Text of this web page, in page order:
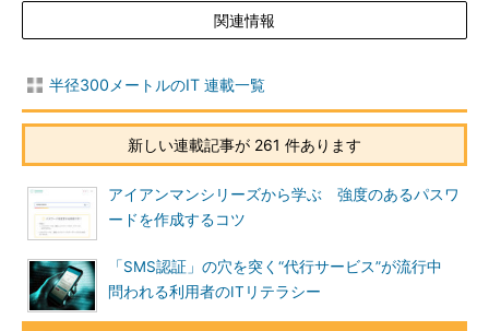
関連情報
半径300メートルのIT 連載一覧
新しい連載記事が 261 件あります
アイアンマンシリーズから学ぶ 強度のあるパスワ
ードを作成するコツ
「SMS認証」の穴を突く“代行サービス”が流行中
問われる利用者のITリテラシー